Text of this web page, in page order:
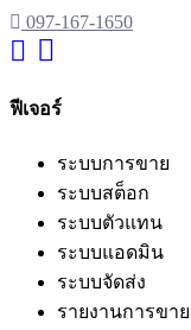
097-167-1650
ฟีเจอร์
ระบบการขาย
ระบบสต็อก
ระบบตัวแทน
ระบบแอดมิน
ระบบจัดส่ง
รายงานการขาย